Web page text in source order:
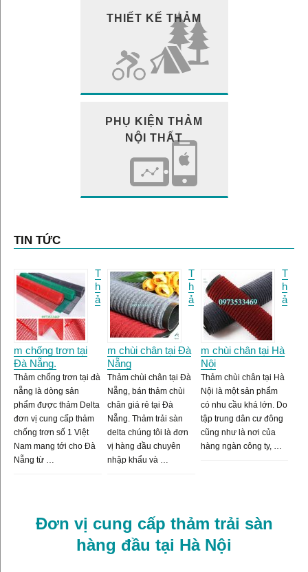
THIẾT KẾ THẢM
PHỤ KIỆN THẢM
NỘI THẤT
TIN TỨC
T
h
ả
m chống trơn tại
Đà Nẵng.
Thảm chống trơn tại đà
nẵng là dòng sản
phẩm được thảm Delta
đơn vị cung cấp thảm
chống trơn số 1 Việt
Nam mang tới cho Đà
Nẵng từ …
T
h
ả
m chùi chân tại Đà
Nẵng
Thảm chùi chân tại Đà
Nẵng, bán thảm chùi
chân giá rẻ tại Đà
Nẵng. Thảm trải sàn
delta chúng tôi là đơn
vị hàng đầu chuyên
nhập khẩu và …
T
h
ả
m chùi chân tại Hà
Nội
Thảm chùi chân tại Hà
Nội là một sản phẩm
có nhu cầu khá lớn. Do
tập trung dân cư đông
cũng như là nơi của
hàng ngàn công ty, …
Đơn vị cung cấp thảm trải sàn
hàng đầu tại Hà Nội